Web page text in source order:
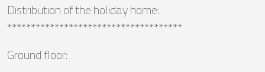
Distribution of the holiday home:
*************************************
Ground floor: